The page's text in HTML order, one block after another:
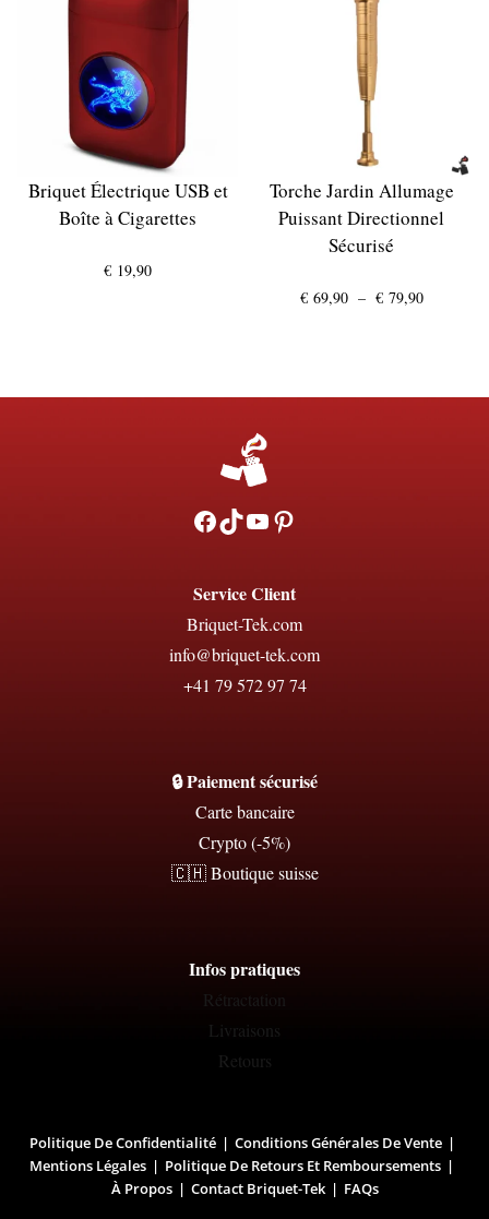
Briquet Électrique USB et
Boîte à Cigarettes
€ 19,90
Torche Jardin Allumage
Puissant Directionnel
Sécurisé
€69,90 – €79,90Plage
de
Facebook
TikTokYouTubePinterest
Service Client
Briquet-Tek.com
info@briquet-tek.com
+41 79 572 97 74
🔒 Paiement sécurisé
Carte bancaire
Crypto (-5%)
🇨🇭 Boutique suisse
Infos pratiques
Rétractation
Livraisons
Retours
Politique De Confidentialité
Conditions Générales De Vente
Mentions Légales
Politique De Retours Et Remboursements
À Propos
Contact Briquet-Tek
FAQs